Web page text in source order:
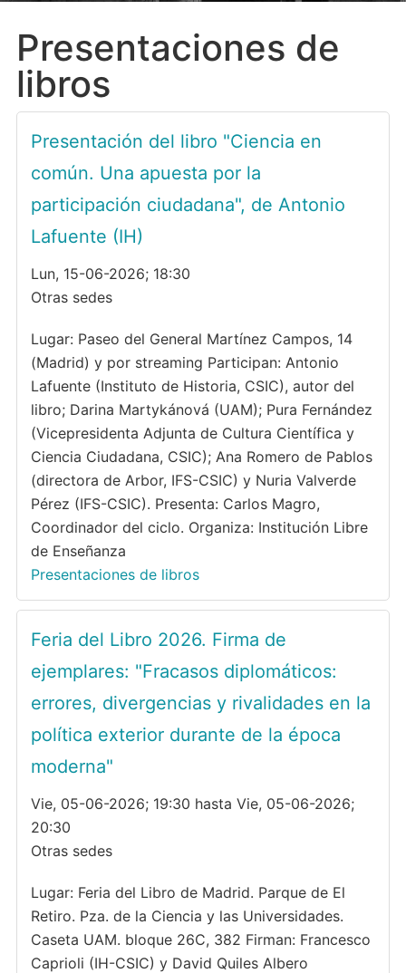
Presentaciones de
libros
Presentación del libro "Ciencia en
común. Una apuesta por la
participación ciudadana", de Antonio
Lafuente (IH)
Lun, 15-06-2026; 18:30
Otras sedes
Lugar: Paseo del General Martínez Campos, 14
(Madrid) y por streaming Participan: Antonio
Lafuente (Instituto de Historia, CSIC), autor del
libro; Darina Martykánová (UAM); Pura Fernández
(Vicepresidenta Adjunta de Cultura Científica y
Ciencia Ciudadana, CSIC); Ana Romero de Pablos
(directora de Arbor, IFS-CSIC) y Nuria Valverde
Pérez (IFS-CSIC). Presenta: Carlos Magro,
Coordinador del ciclo. Organiza: Institución Libre
de Enseñanza
Presentaciones de libros
Feria del Libro 2026. Firma de
ejemplares: "Fracasos diplomáticos:
errores, divergencias y rivalidades en la
política exterior durante de la época
moderna"
Vie, 05-06-2026; 19:30 hasta Vie, 05-06-2026;
20:30
Otras sedes
Lugar: Feria del Libro de Madrid. Parque de El
Retiro. Pza. de la Ciencia y las Universidades.
Caseta UAM. bloque 26C, 382 Firman: Francesco
Caprioli (IH-CSIC) y David Quiles Albero